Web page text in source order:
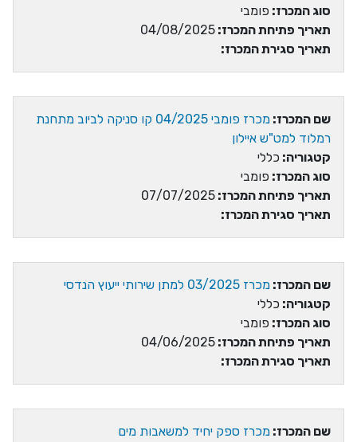
סוג המכרז: פומבי
תאריך פתיחת המכרז: 04/08/2025
תאריך סגירת המכרז:
שם המכרז:
מכרז פומבי 04/2025 קו סניקה לביוב מתחנת
רמלוד למט"ש איילון
קטגוריה: כללי
סוג המכרז: פומבי
תאריך פתיחת המכרז: 07/07/2025
תאריך סגירת המכרז:
שם המכרז: מכרז 03/2025 למתן שירותי ייעוץ הנדסי
קטגוריה: כללי
סוג המכרז: פומבי
תאריך פתיחת המכרז: 04/06/2025
תאריך סגירת המכרז:
שם המכרז: מכרז ספק יחיד למשאבות מים